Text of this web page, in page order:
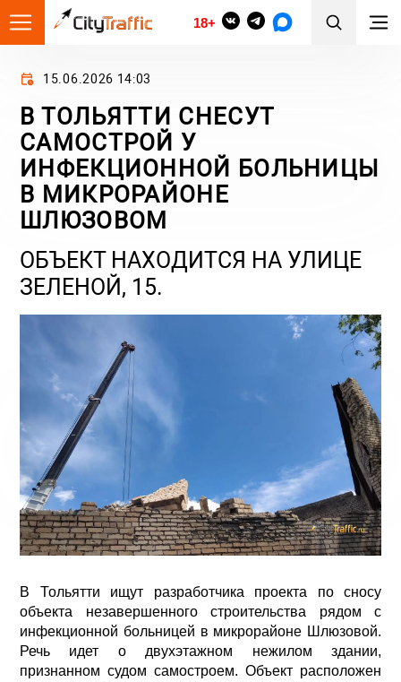
18+
15.06.2026 14:03
В ТОЛЬЯТТИ СНЕСУТ
САМОСТРОЙ У
ИНФЕКЦИОННОЙ БОЛЬНИЦЫ
В МИКРОРАЙОНЕ
ШЛЮЗОВОМ
ОБЪЕКТ НАХОДИТСЯ НА УЛИЦЕ
ЗЕЛЕНОЙ, 15.
В Тольятти ищут разработчика проекта по сносу
объекта незавершенного строительства рядом с
инфекционной больницей в микрорайоне Шлюзовой.
Речь идет о двухэтажном нежилом здании,
признанном судом самостроем. Объект расположен